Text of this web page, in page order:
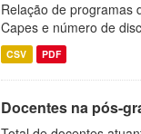
Relação de programas
Capes e número de
CSV PDF
Docentes na pós-